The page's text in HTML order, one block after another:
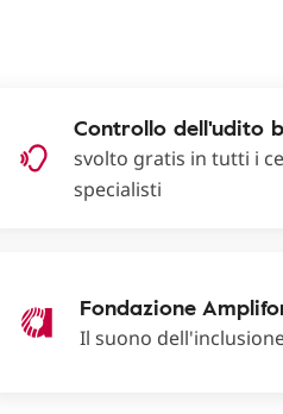
Controllo dell'udito
svolto gratis in tutti i
specialisti
Fondazione
Il suono